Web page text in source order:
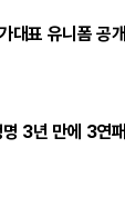
대표 유니폼 공개
3년 만에 3연패